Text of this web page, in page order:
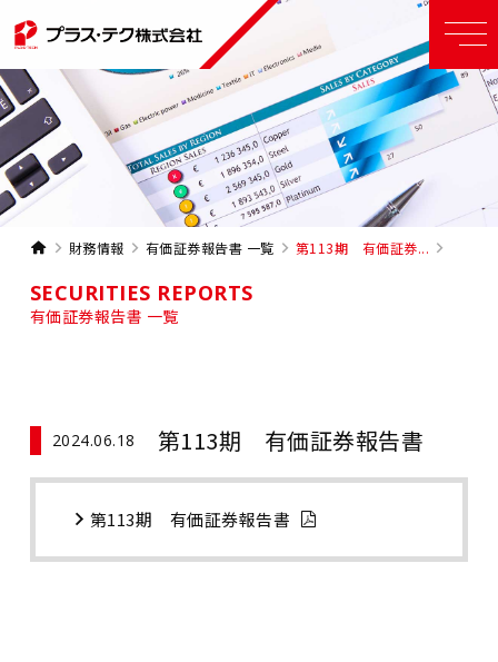
財務情報 有価証券報告書 一覧 第113期 有価証券...
SECURITIES REPORTS
有価証券報告書 一覧
2024.06.18 第113期 有価証券報告書
第113期 有価証券報告書